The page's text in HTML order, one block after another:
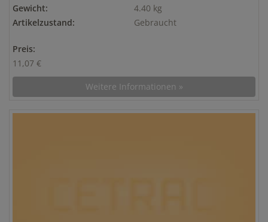
Gewicht:
4.40 kg
Artikelzustand:
Gebraucht
Preis:
11,07 €
Weitere Informationen »